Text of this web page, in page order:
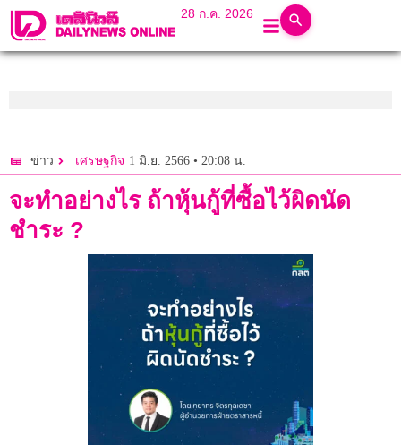
28 ก.ค. 2026
ข่าว เศรษฐกิจ 1 มิ.ย. 2566 • 20:08 น.
จะทำอย่างไร ถ้าหุ้นกู้ที่ซื้อไว้ผิดนัด
ชำระ ?